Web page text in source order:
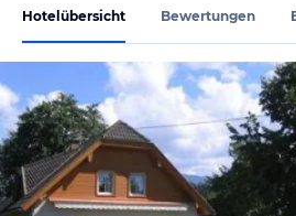
Hotelübersicht Bewertungen